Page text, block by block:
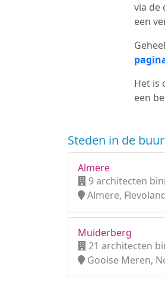
via de
een
Het is
een
Steden in de
Almere
9 architecten
Almere,
Muiderberg
21 architecten
Gooise Meren,